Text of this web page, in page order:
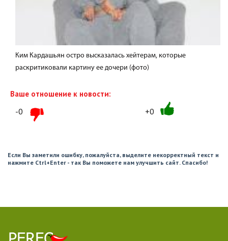
Ким Кардашьян остро высказалась хейтерам, которые
раскритиковали картину ее дочери (фото)
Ваше отношение к новости:
-0 +0
Если Вы заметили ошибку, пожалуйста, выделите некорректный текст и
нажмите Ctrl+Enter - так Вы поможете нам улучшить сайт. Спасибо!